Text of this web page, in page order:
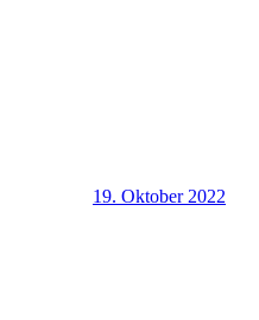
19. Oktober 2022